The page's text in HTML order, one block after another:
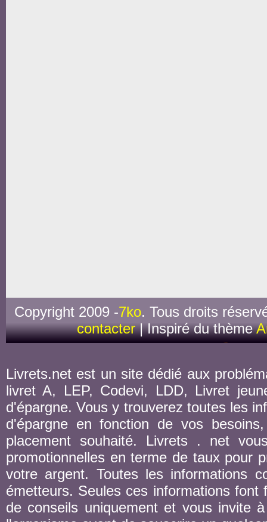
Copyright 2009 -7ko. Tous droits
contacter| Inspiré du thème
Livrets.net est un site dédié aux
livret A, LEP, Codevi, LDD, Livret
d'épargne. Vous y trouverez toutes les
d'épargne en fonction de vos
placement souhaité. Livrets . net
promotionnelles en terme de taux pour
votre argent. Toutes les informations
émetteurs. Seules ces informations
de conseils uniquement et vous invite